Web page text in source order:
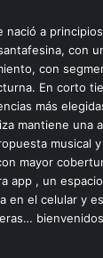
nació a
con
con
En corto
más
mantiene una
musical
mayor
app , un
en el celular y